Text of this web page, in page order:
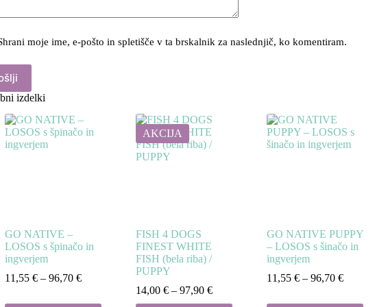
moje ime, e-pošto in spletišče v ta brskalnik za naslednjič, ko komentiram.
izdelki
GO NATIVE –
LOSOS s špinačo in
ingverjem
11,55 € – 96,70 €Cenovni
od
AKCIJA
FISH 4 DOGS
FINEST WHITE
FISH (bela riba) /
PUPPY
14,00€ – 97,90€Cenovni
razpon:
GO NATIVE PUPPY
– LOSOS s šinačo in
ingverjem
11,55€ – 96,70€Cenovni
od